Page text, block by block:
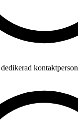
kontaktperson